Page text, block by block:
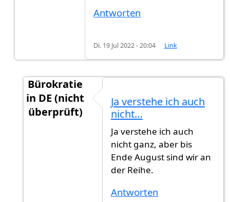
Antworten
Di. 19 Jul 2022 - 20:04 Link
Bürokratie
in DE (nicht
überprüft)
Der Kommentar von AdSh215…
Ja verstehe ich auch
nicht…
Ja verstehe ich auch
nicht ganz, aber bis
Ende August sind wir an
der Reihe.
Antworten